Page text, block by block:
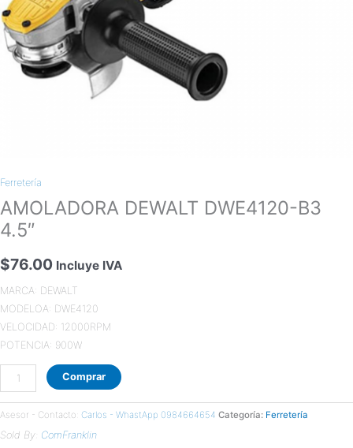
Ferretería
AMOLADORA DEWALT DWE4120-B3
4.5″
$76.00 Incluye IVA
MARCA: DEWALT
MODELOA: DWE4120
VELOCIDAD: 12000RPM
POTENCIA: 900W
Comprar
Asesor - Contacto: Carlos - WhastApp 0984664654 Categoría: Ferretería
Sold By: ComFranklin